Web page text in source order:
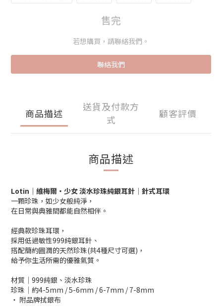
售完
若想購買，請聯絡我們。
聯絡我們
商品描述
送貨及付款方
式
顧客評價
商品描述
Lotin ｜維梅爾・少女 淡水珍珠純銀耳針│針式耳環
一顆珍珠，如少女般純淨，
在日常與典雅間都能自然相伴。
經典款珍珠耳環，
採用低過敏性999純銀耳針、
搭配簡約圓潤的天然珍珠(共4種尺寸可選)，
給予你生活所需的優雅氣質。
材質│999純銀、淡水珍珠
珍珠│約4-5mm / 5-6mm / 6-7mm / 7-8mm
‧ 附品牌拭銀布